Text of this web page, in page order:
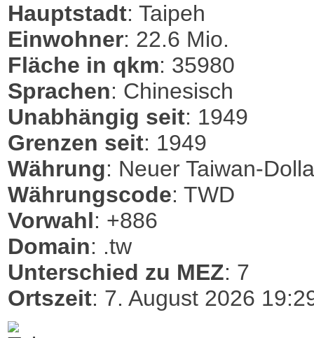
Hauptstadt: Taipeh
Einwohner: 22.6 Mio.
Fläche in qkm: 35980
Sprachen: Chinesisch
Unabhängig seit: 1949
Grenzen seit: 1949
Währung: Neuer Taiwan-
Währungscode: TWD
Vorwahl: +886
Domain: .tw
Unterschied zu MEZ: 7
Ortszeit: 7. August 2026